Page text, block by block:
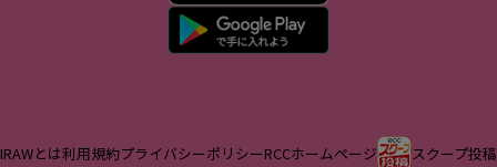
IRAWとは利用規約プライバシーポリシーRCCホームページ スクープ投稿